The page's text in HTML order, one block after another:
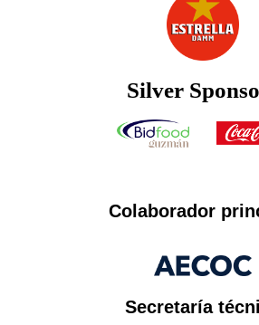
Silver
Colaborador
Secretaría